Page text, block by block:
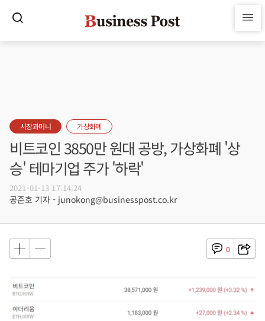
시장과머니 가상화폐
비트코인 3850만 원대 공방, 가상화폐 '상
승' 테마기업 주가 '하락'
2021-01-13 17:14:24
공준호 기자 - junokong@businesspost.co.kr
0